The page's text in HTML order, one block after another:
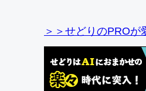
＞＞せどりのPRO